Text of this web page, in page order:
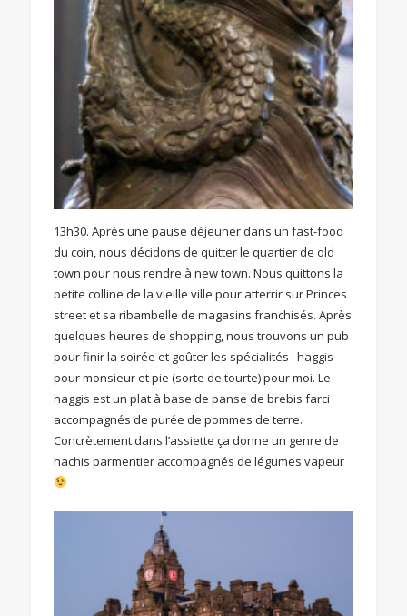
13h30. Après une pause déjeuner dans un fast-food
du coin, nous décidons de quitter le quartier de old
town pour nous rendre à new town. Nous quittons la
petite colline de la vieille ville pour atterrir sur Princes
street et sa ribambelle de magasins franchisés. Après
quelques heures de shopping, nous trouvons un pub
pour finir la soirée et goûter les spécialités : haggis
pour monsieur et pie (sorte de tourte) pour moi. Le
haggis est un plat à base de panse de brebis farci
accompagnés de purée de pommes de terre.
Concrètement dans l’assiette ça donne un genre de
hachis parmentier accompagnés de légumes vapeur